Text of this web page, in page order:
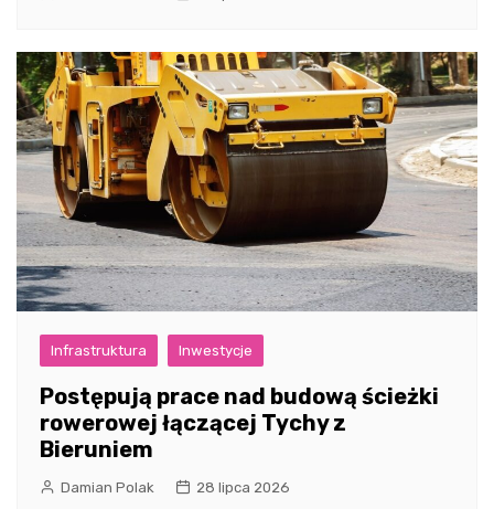
Infrastruktura Inwestycje
Postępują prace nad budową ścieżki
rowerowej łączącej Tychy z
Bieruniem
Damian Polak 28 lipca 2026